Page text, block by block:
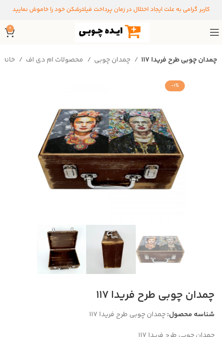
کاربر گرامی به علت ایجاد اختلال در زمان پرداخت فیلترشکن خود را خاموش نمایید
0
خانه چمدان چوبی چمدان چوبی طرح فریدا ۱۱۷
-1%
چمدان چوبی طرح فریدا ۱۱۷
شناسه محصول:چمدان چوبی طرح فریدا ۱۱۷